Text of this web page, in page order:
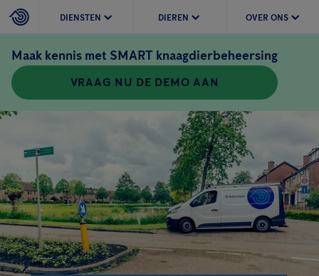
DIENSTEN DIEREN OVER ONS
Maak kennis met SMART knaagdierbeheersing
VRAAG NU DE DEMO AAN